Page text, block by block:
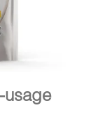
usage